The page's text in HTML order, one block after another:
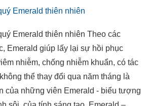
Emerald thiên nhiên
Emerald thiên nhiên Theo các
Emerald giúp lấy lại sự hồi phục
nhiễm, chống nhiễm khuẩn, có tác
thể thay đổi qua năm tháng là
của những viên Emerald - biểu tượng